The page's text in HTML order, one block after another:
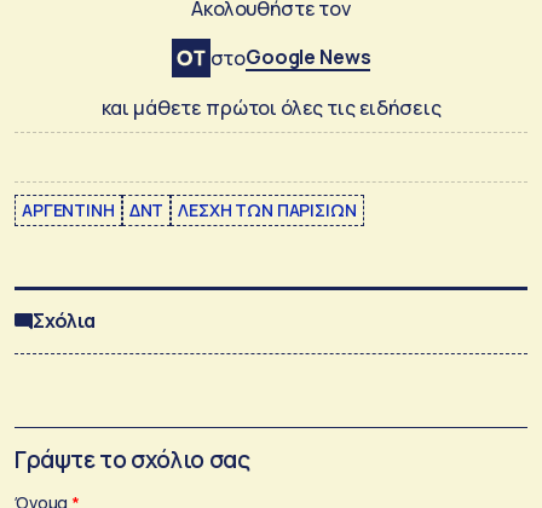
Ακολουθήστε τον
στοGoogle News
και μάθετε πρώτοι όλες τις ειδήσεις
ΑΡΓΕΝΤΙΝΗ ΔΝΤ ΛΕΣΧΗ ΤΩΝ ΠΑΡΙΣΙΩΝ
Σχόλια
Γράψτε το σχόλιο σας
Όνομα